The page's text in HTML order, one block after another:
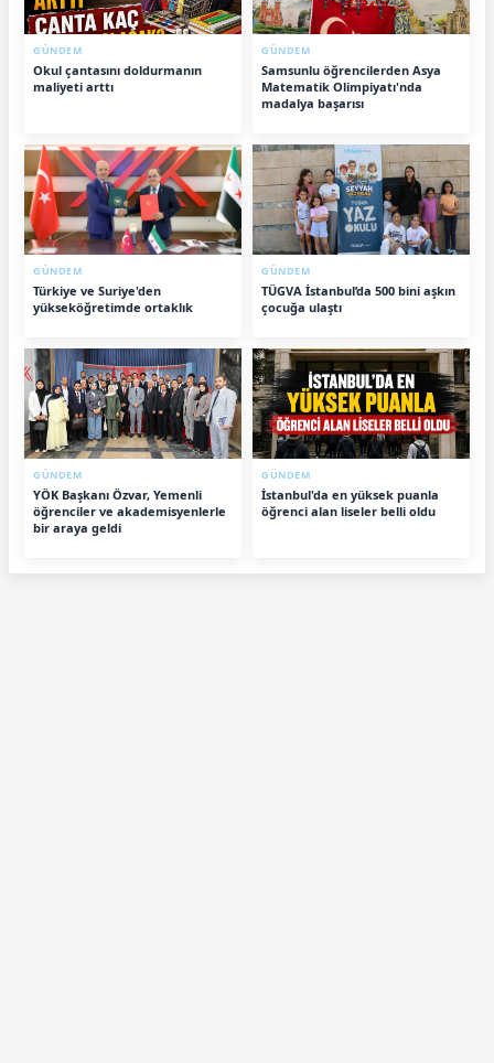
GÜNDEM
Okul çantasını doldurmanın
maliyeti arttı
GÜNDEM
Samsunlu öğrencilerden Asya
Matematik Olimpiyatı'nda
madalya başarısı
GÜNDEM
Türkiye ve Suriye'den
yükseköğretimde ortaklık
GÜNDEM
TÜGVA İstanbul’da 500 bini aşkın
çocuğa ulaştı
GÜNDEM
YÖK Başkanı Özvar, Yemenli
öğrenciler ve akademisyenlerle
bir araya geldi
GÜNDEM
İstanbul'da en yüksek puanla
öğrenci alan liseler belli oldu